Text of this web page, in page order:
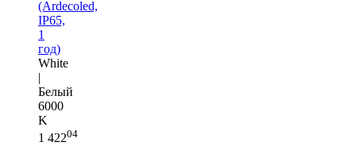
(Ardecoled,
IP65,
1
год)
White
|
Белый
6000
K
1 42204